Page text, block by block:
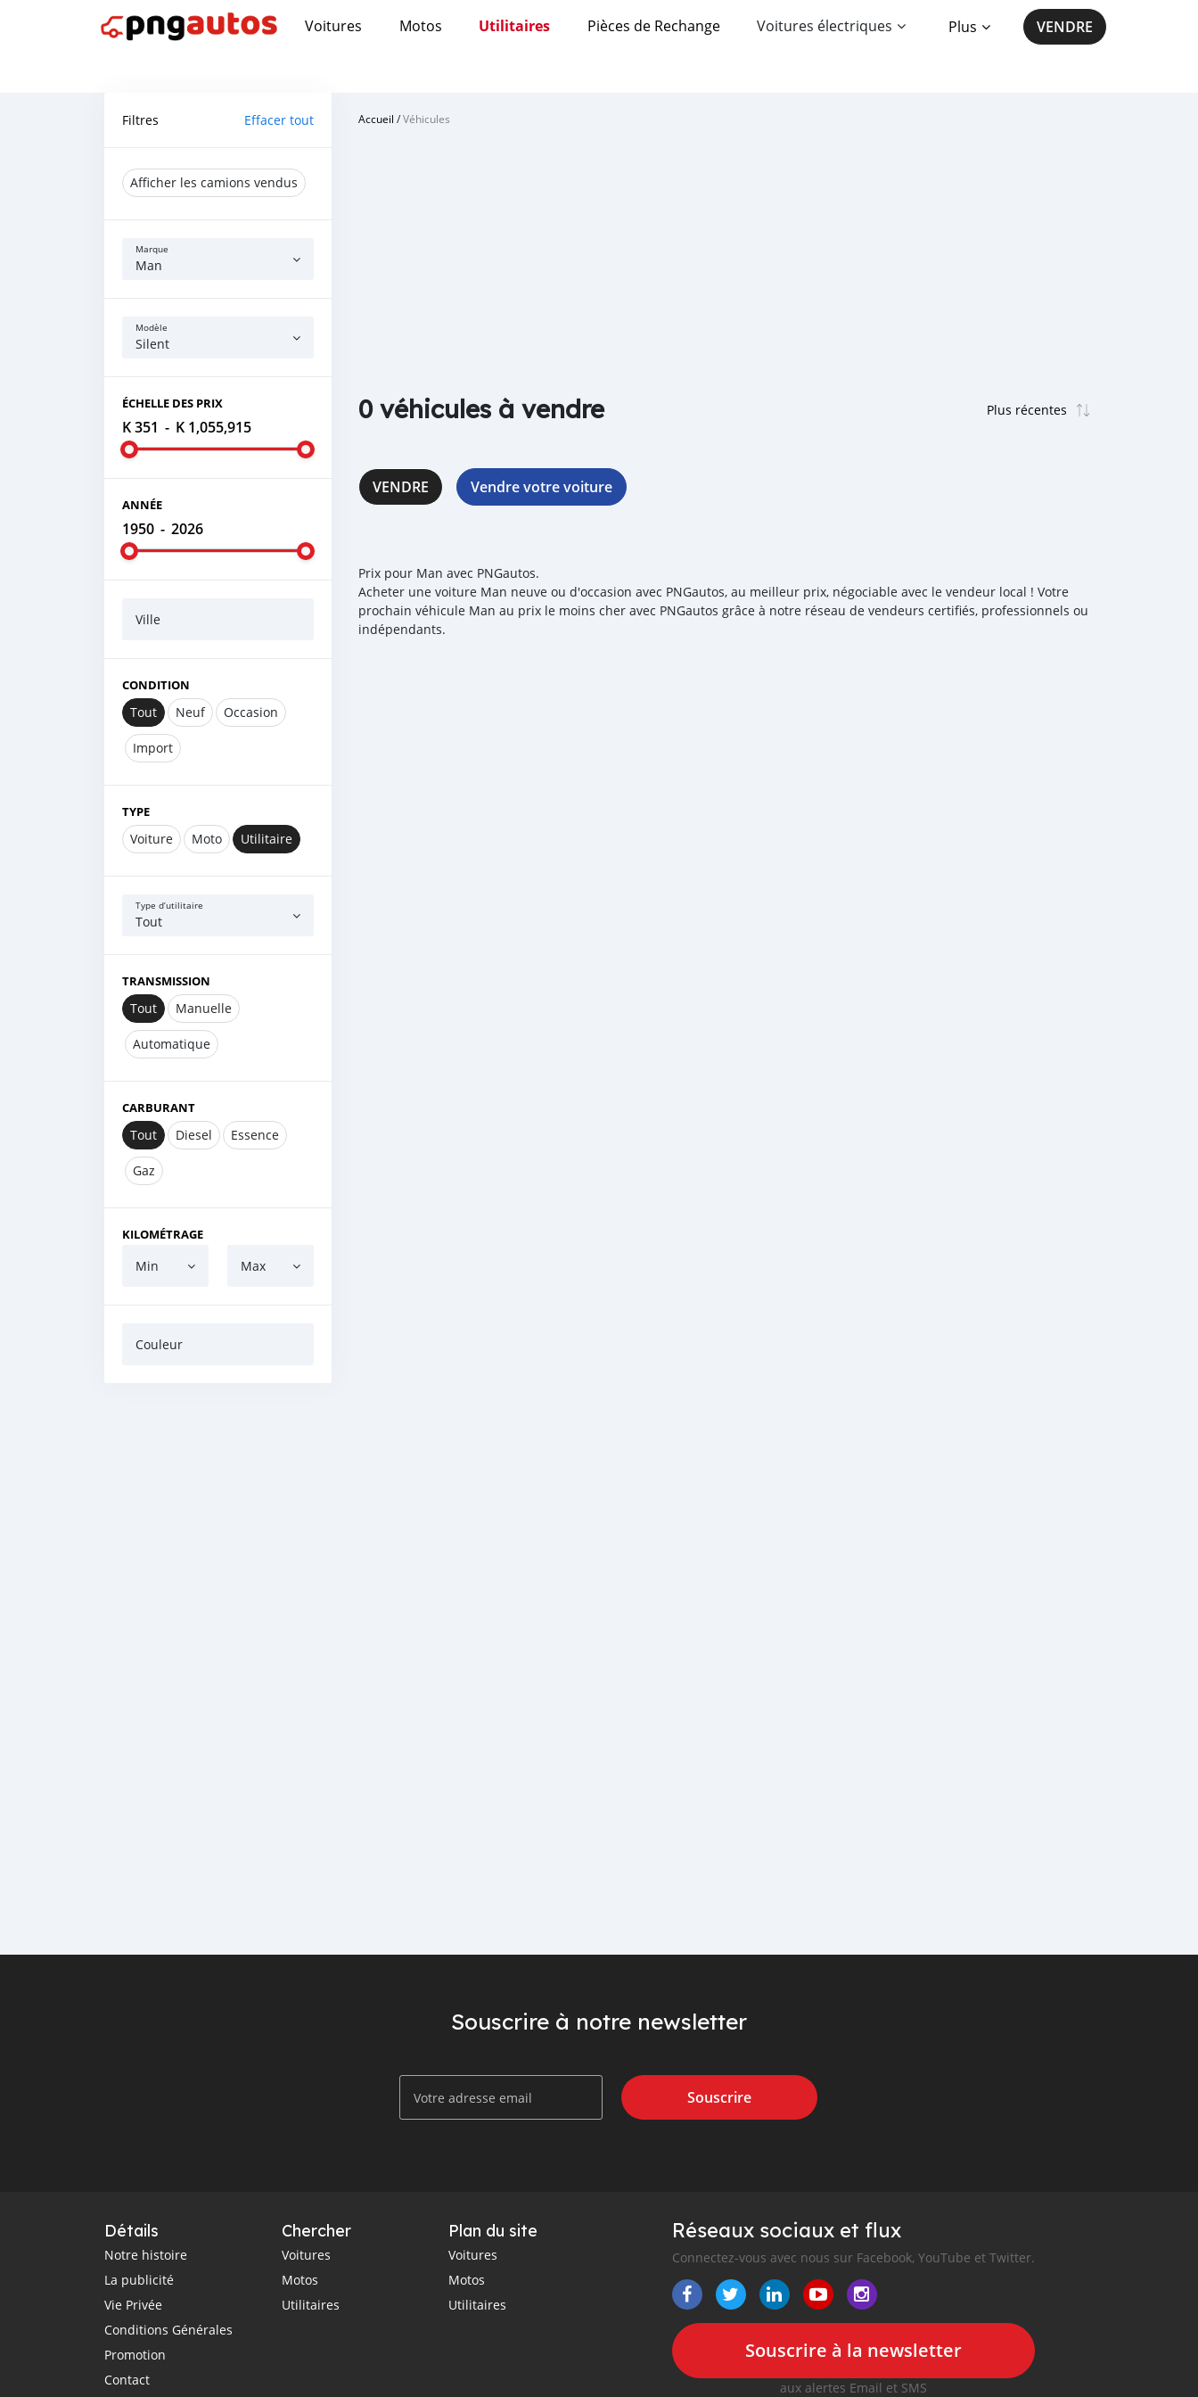
Voitures Motos Utilitaires Pièces de Rechange Voitures électriques Plus VENDRE
Filtres Effacer tout
Afficher les camions vendus
Marque
Man
Modèle
Silent
ÉCHELLE DES PRIX
K 351 - K 1,055,915
ANNÉE
1950 - 2026
Ville
CONDITION
Tout Neuf Occasion
Import
TYPE
Voiture Moto Utilitaire
Type d’utilitaire
Tout
TRANSMISSION
Tout Manuelle
Automatique
CARBURANT
Tout Diesel Essence
Gaz
KILOMÉTRAGE
Min Max
Couleur
Accueil /Véhicules
0 véhicules à vendre
VENDRE Vendre votre voiture
Prix pour Man avec PNGautos.
Acheter une voiture Man neuve ou d'occasion avec PNGautos, au meilleur prix, négociable avec le vendeur local ! Votre
prochain véhicule Man au prix le moins cher avec PNGautos grâce à notre réseau de vendeurs certifiés, professionnels ou
indépendants.
Souscrire à notre newsletter
Souscrire
Détails
Notre histoire
La publicité
Vie Privée
Conditions Générales
Promotion
Contact
Chercher
Voitures
Motos
Utilitaires
Plan du site
Voitures
Motos
Utilitaires
Réseaux sociaux et flux
Connectez-vous avec nous sur Facebook, YouTube et Twitter.
Souscrire à la newsletter
aux alertes Email et SMS